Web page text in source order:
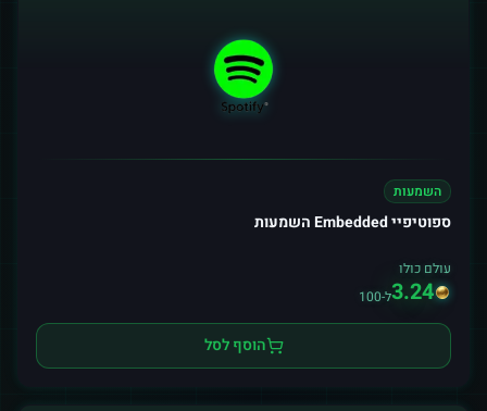
השמעות
ספוטיפיי Embedded השמעות
עולם כולו
3.24ל-100
הוסף לסל